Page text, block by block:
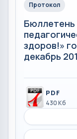
Протокол
здоров!»
декабрь
PDF
430 Кб